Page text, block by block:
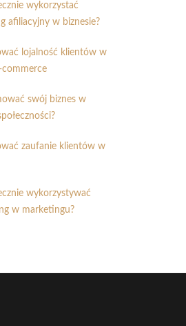
wykorzystać
afiliacyjny w biznesie?
lojalność klientów w
commerce
swój biznes w
zaufanie klientów w
wykorzystywać
w marketingu?